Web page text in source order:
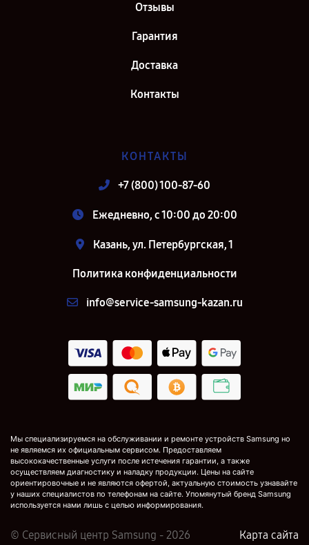
Отзывы
Гарантия
Доставка
Контакты
КОНТАКТЫ
+7 (800) 100-87-60
Ежедневно, с 10:00 до 20:00
Казань, ул. Петербургская, 1
Политика конфиденциальности
info@service-samsung-kazan.ru
Мы специализируемся на обслуживании и ремонте устройств Samsung но
не являемся их официальным сервисом. Предоставляем
высококачественные услуги после истечения гарантии, а также
осуществляем диагностику и наладку продукции. Цены на сайте
ориентировочные и не являются офертой, актуальную стоимость узнавайте
у наших специалистов по телефонам на сайте. Упомянутый бренд Samsung
используется нами лишь с целью информирования.
© Сервисный центр Samsung - 2026 Карта сайта